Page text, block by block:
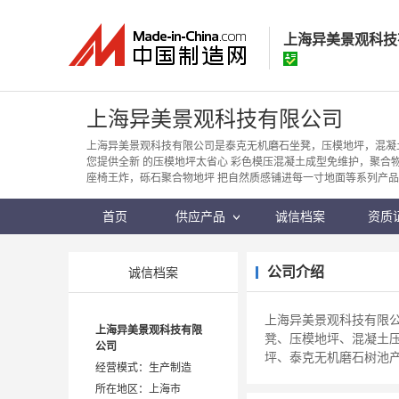
上海异美景观科
上海异美景观
经营模式：生产制
所在地区： 上海市
认证信息：
上海异美景观科技有限公司
上海异美景观科技有限公司是泰克无机磨石坐凳，压模地坪，混
您提供全新 的压模地坪太省心 彩色模压混凝土成型免维护，聚合
座椅王炸，砾石聚合物地坪 把自然质感铺进每一寸地面等系列产
首页 供应产品 诚信档案 资质
诚信档案
上海异美景观科技有限
公司
经营模式：生产制造
所在地区：上海市
公司介绍
上海异美景观科技有
凳、压模地坪、混凝土
坪、泰克无机磨石树池